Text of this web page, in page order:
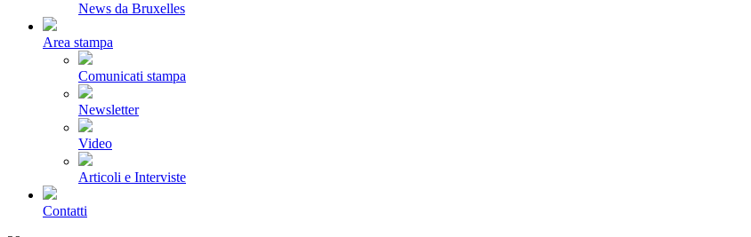
News da Bruxelles
Area stampa
Comunicati stampa
Newsletter
Video
Articoli e Interviste
Contatti